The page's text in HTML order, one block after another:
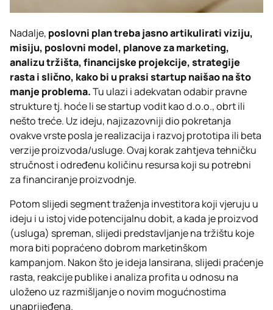
Nadalje, poslovni plan treba jasno artikulirati viziju,
misiju, poslovni model, planove za marketing,
analizu tržišta, financijske projekcije, strategije
rasta i slično, kako bi u praksi startup naišao na što
manje problema.Tu ulazi i adekvatan odabir pravne
strukture tj. hoće li se startup vodit kao d.o.o., obrt ili
nešto treće. Uz ideju, najizazovniji dio pokretanja
ovakve vrste posla je realizacija i razvoj prototipa ili beta
verzije proizvoda/usluge. Ovaj korak zahtjeva tehničku
stručnost i određenu količinu resursa koji su potrebni
za financiranje proizvodnje.
Potom slijedi segment traženja investitora koji vjeruju u
ideju i u istoj vide potencijalnu dobit, a kada je proizvod
(usluga) spreman, slijedi predstavljanje na tržištu koje
mora biti popraćeno dobrom marketinškom
kampanjom. Nakon što je ideja lansirana, slijedi praćenje
rasta, reakcije publike i analiza profita u odnosu na
uloženo uz razmišljanje o novim mogućnostima
unaprijeđena.